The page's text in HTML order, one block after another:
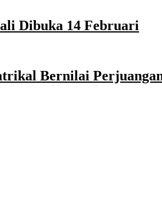
Dibuka 14 Februari
Bernilai